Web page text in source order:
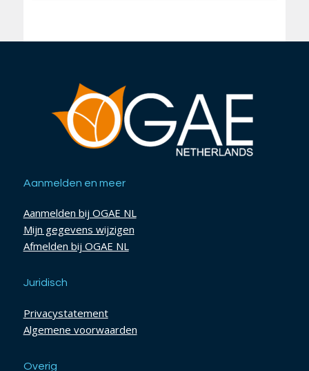
Aanmelden en meer
Aanmelden bij OGAE NL
Mijn gegevens wijzigen
Afmelden bij OGAE NL
Juridisch
Privacystatement
Algemene voorwaarden
Overig